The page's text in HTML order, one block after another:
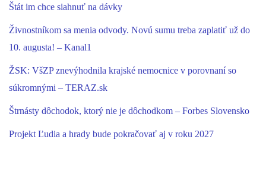
Štát im chce siahnuť na dávky
Živnostníkom sa menia odvody. Novú sumu treba zaplatiť už do
10. augusta! – Kanal1
ŽSK: VšZP znevýhodnila krajské nemocnice v porovnaní so
súkromnými – TERAZ.sk
Štrnásty dôchodok, ktorý nie je dôchodkom – Forbes Slovensko
Projekt Ľudia a hrady bude pokračovať aj v roku 2027